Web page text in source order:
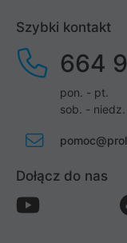
Szybki kontakt
664
pon. - pt.
sob. - niedz.
Dołącz do nas